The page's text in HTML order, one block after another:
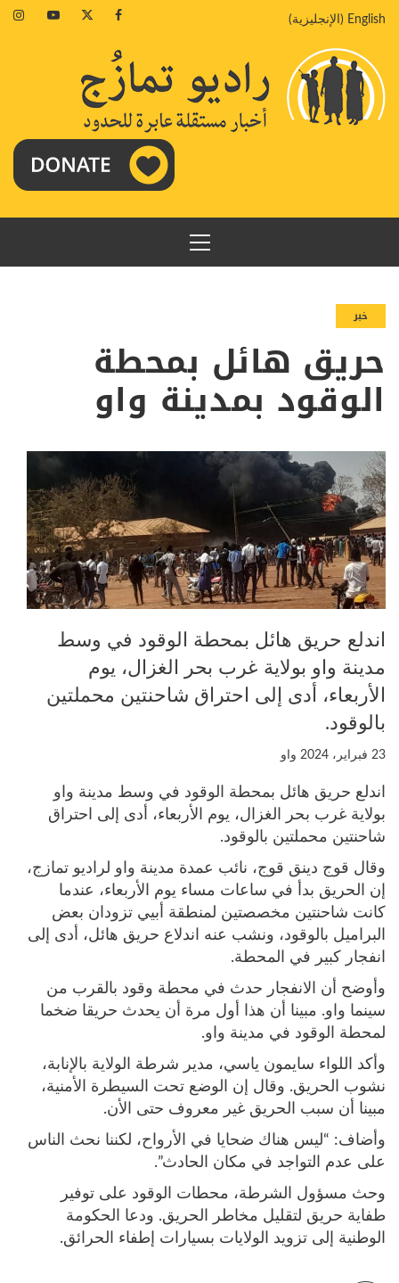
إلىEnglish
( الإنجليزية)
Facebook
Twitter
Youtube
القائمة
الرئيسية
خبر
حريق هائل بمحطة
الوقود بمدينة واو
اندلع حريق هائل بمحطة الوقود في وسط
مدينة واو بولاية غرب بحر الغزال، يوم
الأربعاء، أدى إلى احتراق شاحنتين محملتين
بالوقود.
23 فبراير، 2024 واو
اندلع حريق هائل بمحطة الوقود في وسط مدينة واو
بولاية غرب بحر الغزال، يوم الأربعاء، أدى إلى احتراق
شاحنتين محملتين بالوقود.
وقال قوج دينق قوج، نائب عمدة مدينة واو لراديو تمازج،
إن الحريق بدأ في ساعات مساء يوم الأربعاء، عندما
كانت شاحنتين مخصصتين لمنطقة أبيي تزودان بعض
البراميل بالوقود، ونشب عنه اندلاع حريق هائل، أدى إلى
انفجار كبير في المحطة.
وأوضح أن الانفجار حدث في محطة وقود بالقرب من
سينما واو. مبينا أن هذا أول مرة أن يحدث حريقا ضخما
لمحطة الوقود في مدينة واو.
وأكد اللواء سايمون ياسي، مدير شرطة الولاية بالإنابة،
نشوب الحريق. وقال إن الوضع تحت السيطرة الأمنية،
مبينا أن سبب الحريق غير معروف حتى الأن.
وأضاف: “ليس هناك ضحايا في الأرواح، لكننا نحث الناس
على عدم التواجد في مكان الحادث”.
وحث مسؤول الشرطة، محطات الوقود على توفير
طفاية حريق لتقليل مخاطر الحريق. ودعا الحكومة
الوطنية إلى تزويد الولايات بسيارات إطفاء الحرائق.